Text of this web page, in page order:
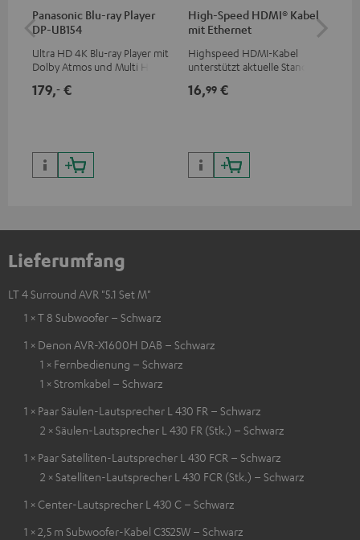
Panasonic Blu-ray Player
DP-UB154
Ultra HD 4K Blu-ray Player mit
Dolby Atmos und Multi HDR-
HDR10+ für eine überragende
179,‐ €
High-Speed HDMI® Kabel
mit Ethernet
Highspeed HDMI-Kabel
unterstützt aktuelle Standards
16,99 €
Lieferumfang
LT 4 Surround AVR "5.1 Set M"
1 × T 8 Subwoofer – Schwarz
1 × Denon AVR-X1600H DAB – Schwarz
1 × Fernbedienung – Schwarz
1 × Stromkabel – Schwarz
1 × Paar Säulen-Lautsprecher L 430 FR – Schwarz
2 × Säulen-Lautsprecher L 430 FR (Stk.) – Schwarz
1 × Paar Satelliten-Lautsprecher L 430 FCR – Schwarz
2 × Satelliten-Lautsprecher L 430 FCR (Stk.) – Schwarz
1 × Center-Lautsprecher L 430 C – Schwarz
1 × 2,5 m Subwoofer-Kabel C3525W – Schwarz